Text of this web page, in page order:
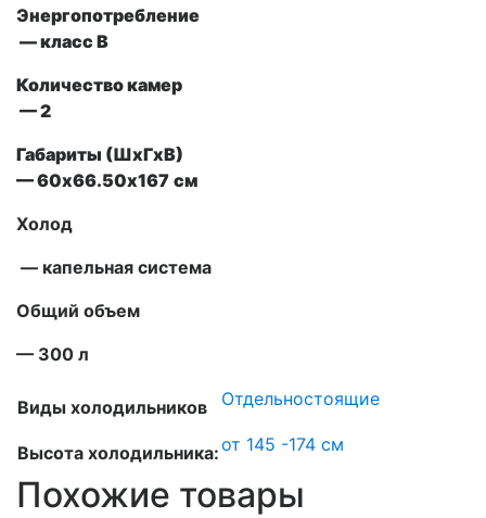
Энергопотребление
— класс В
Количество камер
— 2
Габариты (ШxГxВ)
—60х66.50х167 см
Холод
— капельная система
Общий объем
— 300 л
Виды холодильников Отдельностоящие
Высота холодильника:от 145 -174 см
Похожие товары